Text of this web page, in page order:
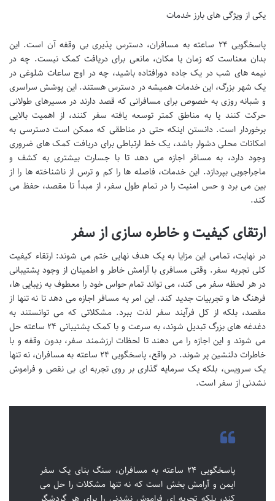
یکی از ویژگی های بارز خدمات
پاسخگویی ۲۴ ساعته به مسافران، دسترس پذیری بی وقفه آن است. این
بدان معناست که زمان یا مکان، مانعی برای دریافت کمک نیست. چه در
نیمه های شب در یک جاده دورافتاده باشید، چه در اوج ساعات شلوغی در
یک شهر بزرگ، این خدمات همیشه در دسترس هستند. این پوشش سراسری
و شبانه روزی به خصوص برای مسافرانی که قصد دارند در مسیرهای طولانی
حرکت کنند یا به مناطق کمتر توسعه یافته سفر کنند، از اهمیت بالایی
برخوردار است. دانستن اینکه حتی در مناطقی که ممکن است دسترسی به
امکانات محلی دشوار باشد، یک خط ارتباطی برای دریافت کمک های ضروری
وجود دارد، به مسافر اجازه می دهد تا با جسارت بیشتری به کشف و
ماجراجویی بپردازد. این خدمات، فاصله ها را کم و ترس از ناشناخته ها را از
بین می برد و حس امنیت را در تمام طول سفر، از مبدأ تا مقصد، حفظ می
کند.
ارتقای کیفیت و خاطره سازی از سفر
در نهایت، تمامی این مزایا به یک هدف نهایی ختم می شوند: ارتقاء کیفیت
کلی تجربه سفر. وقتی مسافری با آرامش خاطر و اطمینان از وجود پشتیبانی
در هر لحظه سفر می کند، می تواند تمام حواس خود را معطوف به زیبایی ها،
فرهنگ ها و تجربیات جدید کند. این امر به مسافر اجازه می دهد تا نه تنها از
مقصد، بلکه از کل فرآیند سفر لذت ببرد. مشکلاتی که می توانستند به
دغدغه های بزرگ تبدیل شوند، به سرعت و با کمک پشتیبانی ۲۴ ساعته حل
می شوند و این اجازه را می دهند تا لحظات ارزشمند سفر، بدون وقفه و با
خاطرات دلنشین پر شوند. در واقع، پاسخگویی ۲۴ ساعته به مسافران، نه تنها
یک سرویس، بلکه یک سرمایه گذاری بر روی تجربه ای بی نقص و فراموش
نشدنی از سفر است.
پاسخگویی ۲۴ ساعته به مسافران، سنگ بنای یک سفر
ایمن و آرامش بخش است که نه تنها مشکلات را حل می